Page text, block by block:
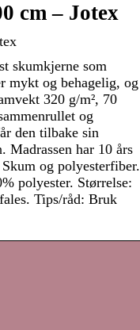
cm – Jotex
skumkjerne som
mykt og behagelig, og
320 g/m², 70
og
den tilbake sin
Madrassen har 10 års
og polyesterfiber.
polyester. Størrelse:
Tips/råd: Bruk